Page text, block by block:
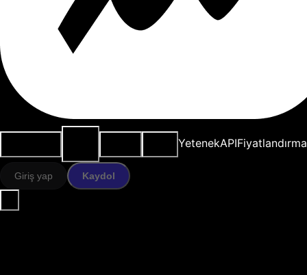
YetenekAPIFiyatlandırma
Giriş yap Kaydol